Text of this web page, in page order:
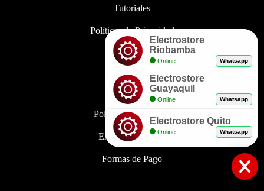
Tutoriales
Políticas de Privacidad
Enlaces
Políticas de Garantía
Envíos y Entregas
Formas de Pago
Electrostore
Riobamba
Online Whatsapp
Electrostore
Guayaquil
Online Whatsapp
Electrostore Quito
Online Whatsapp